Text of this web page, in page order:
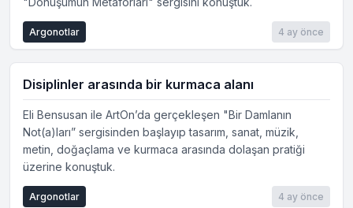
4 ay önce
Argonotlar
Disiplinler arasında bir kurmaca alanı
Eli Bensusan ile ArtOn’da gerçekleşen "Bir Damlanın
Not(a)ları” sergisinden başlayıp tasarım, sanat, müzik,
metin, doğaçlama ve kurmaca arasında dolaşan pratiği
üzerine konuştuk.
4 ay önce
Argonotlar